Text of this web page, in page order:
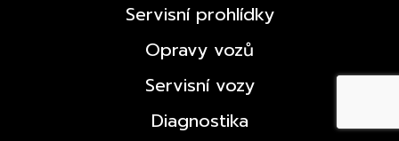
Servisní prohlídky
Opravy vozů
Servisní vozy
Diagnostika